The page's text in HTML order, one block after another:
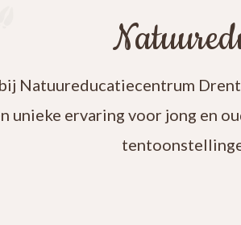
Natuureducatiecentrum
unieke ervaring voor jong en